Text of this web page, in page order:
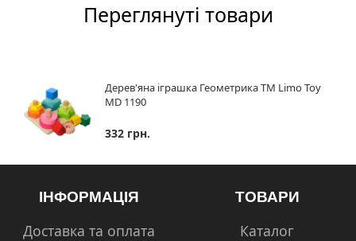
Переглянуті товари
Дерев'яна іграшка Геометрика ТМ Limo Toy
MD 1190
332 грн.
ІНФОРМАЦІЯ
Доставка та оплата
ТОВАРИ
Каталог